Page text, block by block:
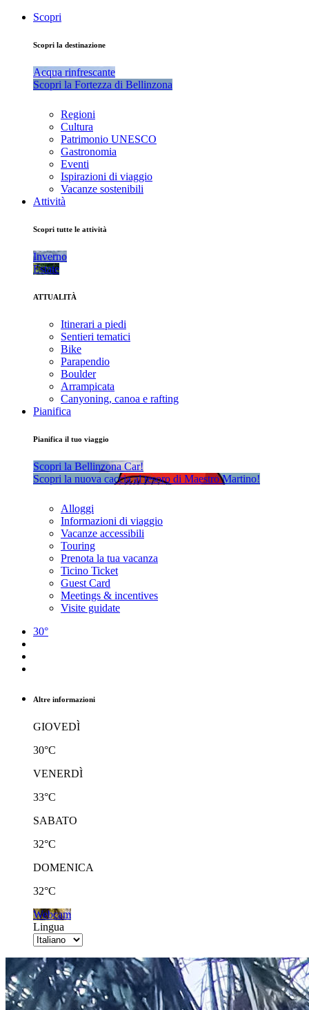
Scopri
Scopri la destinazione
Acqua rinfrescante
Scopri la Fortezza di Bellinzona
Regioni
Cultura
Patrimonio UNESCO
Gastronomia
Eventi
Ispirazioni di viaggio
Vacanze sostenibili
Attività
Scopri tutte le attività
Inverno
Estate
ATTUALITÀ
Itinerari a piedi
Sentieri tematici
Bike
Parapendio
Boulder
Arrampicata
Canyoning, canoa e rafting
Pianifica
Pianifica il tuo viaggio
Scopri la Bellinzona Car!
Scopri la nuova caccia al tesoro di Maestro Martino!
Alloggi
Informazioni di viaggio
Vacanze accessibili
Touring
Prenota la tua vacanza
Ticino Ticket
Guest Card
Meetings & incentives
Visite guidate
30°
Altre informazioni
GIOVEDÌ
30°C
VENERDÌ
33°C
SABATO
32°C
DOMENICA
32°C
Webcam
Lingua